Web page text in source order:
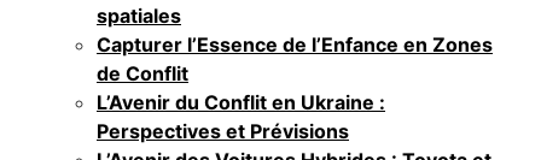
spatiales
Capturer l’Essence de l’Enfance en Zones
de Conflit
L’Avenir du Conflit en Ukraine :
Perspectives et Prévisions